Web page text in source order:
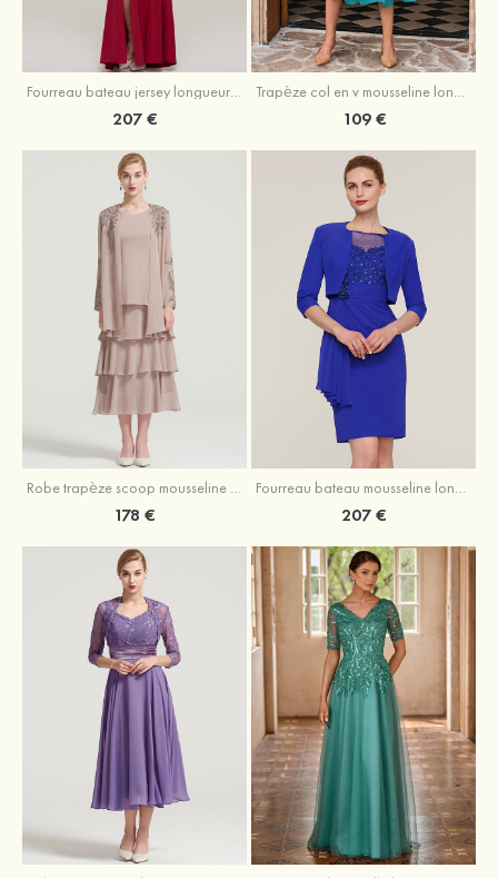
207 € 109 €
Robe trapèze scoop mousseline longueur mollet robe de mère de la mariée avec appliqué volants veste
178 €
Fourreau bateau mousseline longueur genou robe de mère de la mariée avec appliqué perle plissé veste
207 €